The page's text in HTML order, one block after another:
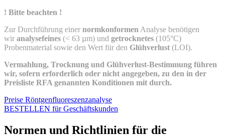
! Bitte beachten !
Zur Durchführung einer normkonformen Analyse benötigen
wir analysefeines (< 63 µm) und getrocknetes (105°C)
Probenmaterial sowie den Wert für den Glühverlust (LOI).
Vermahlung, Trocknung und Glühverlust-Bestimmung führen
wir, sofern erforderlich oder nicht angegeben, zu den in der
Preisliste RFA genannten Konditionen mit durch.
Preise Röntgenfluoreszenzanalyse
BESTELLEN für Geschäftskunden
Normen und Richtlinien für die